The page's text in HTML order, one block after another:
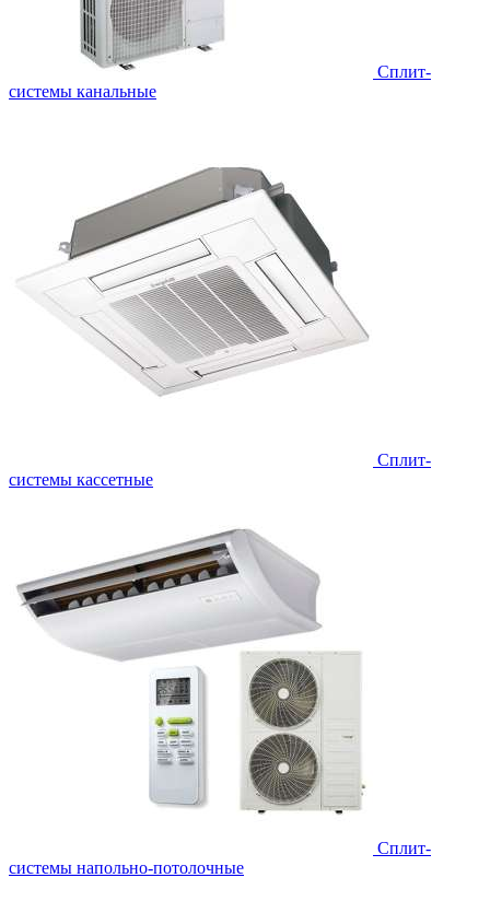
Сплит-
системы канальные
Сплит-
системы кассетные
Сплит-
системы напольно-потолочные